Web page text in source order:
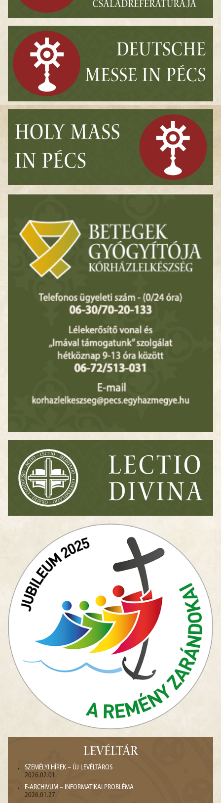
LEVÉLTÁR
SZEMÉLYI HÍREK – ÚJ LEVÉLTÁROS
2026.02.01.
E-ARCHIVUM – INFORMATIKAI PROBLÉMA
2026.01.27.